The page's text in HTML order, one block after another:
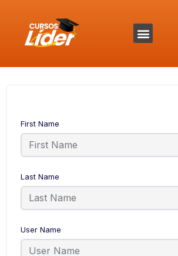
First Name
Last Name
User Name